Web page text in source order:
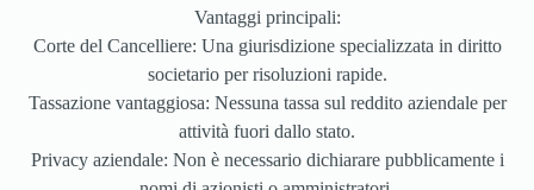
Vantaggi principali:
Corte del Cancelliere: Una giurisdizione specializzata in diritto
societario per risoluzioni rapide.
Tassazione vantaggiosa: Nessuna tassa sul reddito aziendale per
attività fuori dallo stato.
Privacy aziendale: Non è necessario dichiarare pubblicamente i